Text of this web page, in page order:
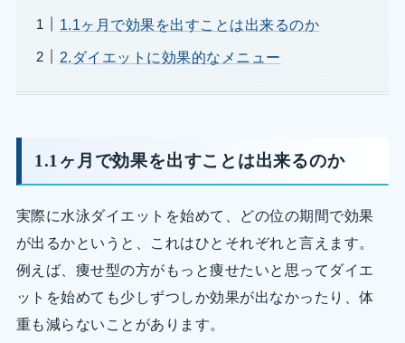
1.1ヶ月で効果を出すことは出来るのか
2.ダイエットに効果的なメニュー
1.1ヶ月で効果を出すことは出来るのか
実際に水泳ダイエットを始めて、どの位の期間で効果
が出るかというと、これはひとそれぞれと言えます。
例えば、痩せ型の方がもっと痩せたいと思ってダイエ
ットを始めても少しずつしか効果が出なかったり、体
重も減らないことがあります。